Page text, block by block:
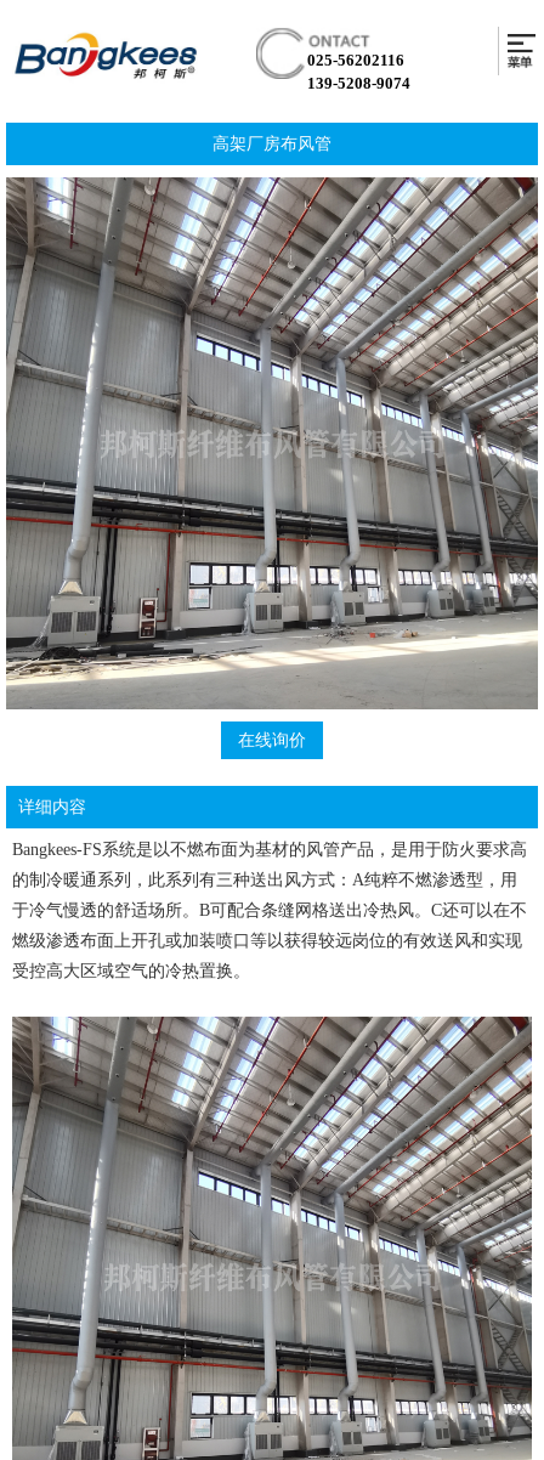
025-56202116
139-5208-9074
高架厂房布风管
在线询价
详细内容
Bangkees-FS系统是以不燃布面为基材的风管产品，是用于防火要求高
的制冷暖通系列，此系列有三种送出风方式：A纯粹不燃渗透型，用
于冷气慢透的舒适场所。B可配合条缝网格送出冷热风。C还可以在不
燃级渗透布面上开孔或加装喷口等以获得较远岗位的有效送风和实现
受控高大区域空气的冷热置换。